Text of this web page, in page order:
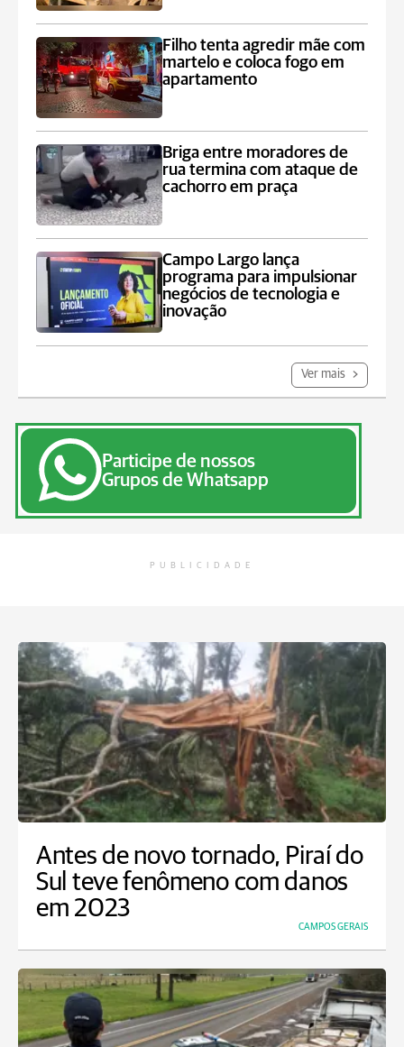
Filho tenta agredir mãe com
martelo e coloca fogo em
apartamento
Briga entre moradores de
rua termina com ataque de
cachorro em praça
Campo Largo lança
programa para impulsionar
negócios de tecnologia e
inovação
Ver mais
Participe de nossos
Grupos de Whatsapp
PUBLICIDADE
Antes de novo tornado, Piraí do
Sul teve fenômeno com danos
em 2023
CAMPOS GERAIS